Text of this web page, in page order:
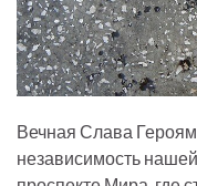
Вечная Слава
независимость